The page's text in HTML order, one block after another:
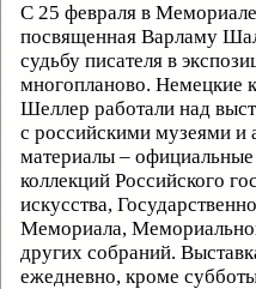
C 25 февраля в
посвященная Варламу
судьбу писателя в
многопланово. Немецкие
Шeллер работали над
с российскими музеями
материалы –
коллекций Российского
искусства,
Мемориала,
других собраний.
ежедневно, кроме